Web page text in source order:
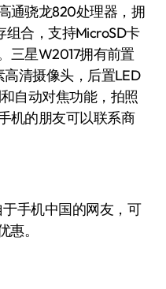
通骁龙820处理器，拥
组合，支持MicroSD卡
三星W2017拥有前置
清摄像头，后置LED
自动对焦功能，拍照
机的朋友可以联系商
手机中国的网友，可
惠。